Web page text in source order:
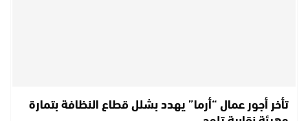
تأخر أجور عمال “أرما” يهدد بشلل قطاع النظافة بتمارة